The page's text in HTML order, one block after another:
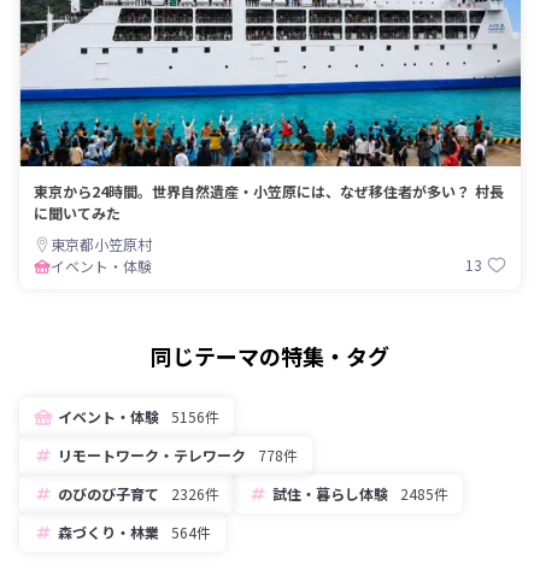
東京から24時間。世界自然遺産・小笠原には、なぜ移住者が多い？ 村長
に聞いてみた
東京都小笠原村
イベント・体験
13
同じテーマの特集・タグ
イベント・体験 5156件
リモートワーク・テレワーク
778件
のびのび子育て
2326件 試住・暮らし体験
2485件
森づくり・林業
564件